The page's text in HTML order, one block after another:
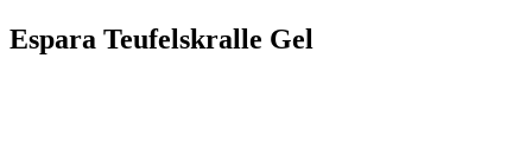
Espara Teufelskralle Gel